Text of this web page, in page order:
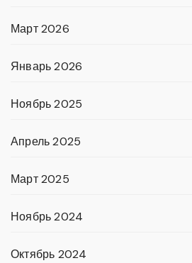
Март 2026
Январь 2026
Ноябрь 2025
Апрель 2025
Март 2025
Ноябрь 2024
Октябрь 2024